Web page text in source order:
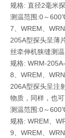
规格: 直径2毫米
测温范围:0～
7、WREM、
205A型探头呈薄
丝牵伸机狭缝测
规格: WRM-
8、WREM、
206A型探头呈注
物质，同样，也
测温范围:0～
规格: WREM、
9、WREM、